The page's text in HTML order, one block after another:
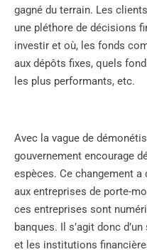
gagné du terrain. Les
une pléthore de décisions
investir et où, les fonds
aux dépôts fixes, quels
les plus performants, etc.
Avec la vague de
gouvernement encourage
espèces. Ce changement a
aux entreprises de porte-
ces entreprises sont
banques. Il s’agit donc
et les institutions